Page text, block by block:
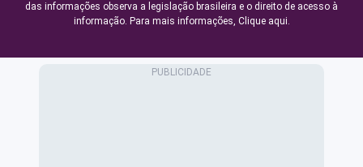
das informações observa a legislação brasileira e o direito de acesso à
informação. Para mais informações, Clique aqui.